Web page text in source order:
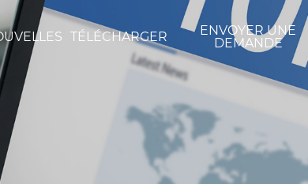
TÉLÉCHARGER
ENVOYER UNE
DEMANDE